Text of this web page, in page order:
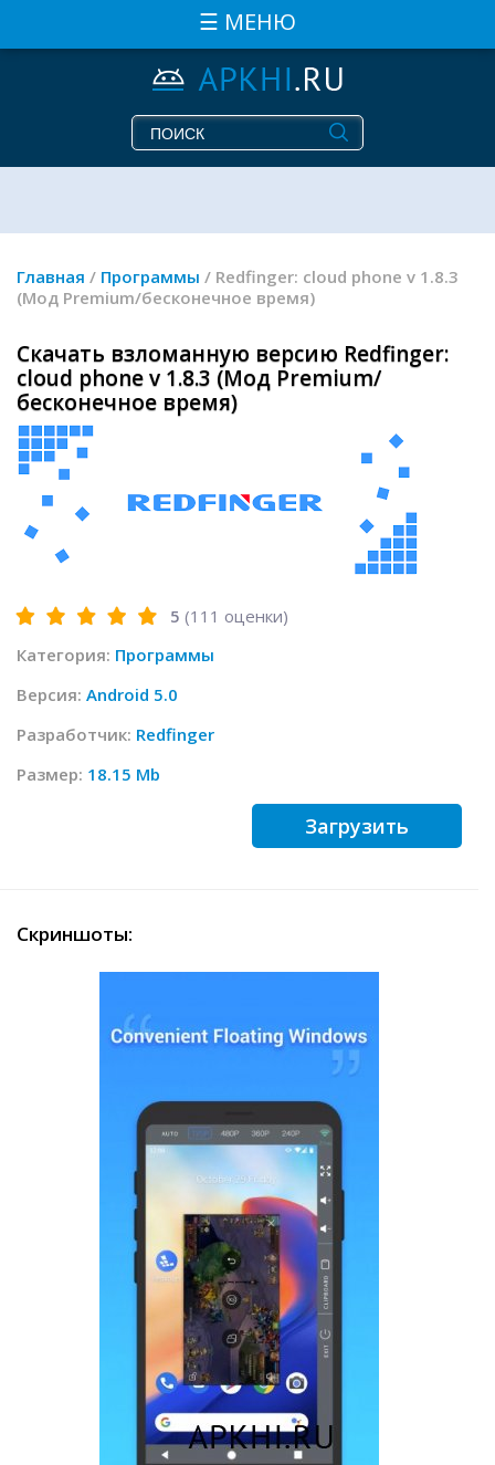
☰ МЕНЮ
Главная / Программы / Redfinger: cloud phone v 1.8.3
(Мод Premium/бесконечное время)
Скачать взломанную версию Redfinger:
cloud phone v 1.8.3 (Мод Premium/
бесконечное время)
5 (111 оценки)
Категория: Программы
Версия: Android 5.0
Разработчик: Redfinger
Размер: 18.15 Mb
Загрузить
Скриншоты: